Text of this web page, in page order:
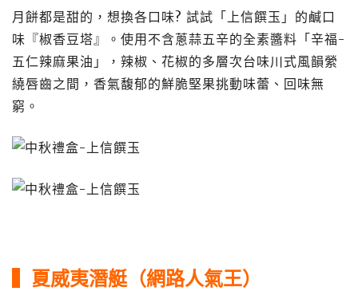
月餅都是甜的，想換各口味? 試試「上信饌玉」的鹹口
味『椒香豆塔』。使用不含蔥蒜五辛的全素醬料「辛福-
五仁辣麻果油」，辣椒、花椒的多層次台味川式風韻縈
繞唇齒之間，香氣馥郁的鮮脆堅果挑動味蕾、回味無
窮。
▍夏威夷潛艇（網路人氣王）